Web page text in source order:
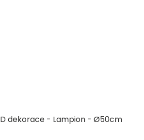
dekorace - Lampion - Ø50cm